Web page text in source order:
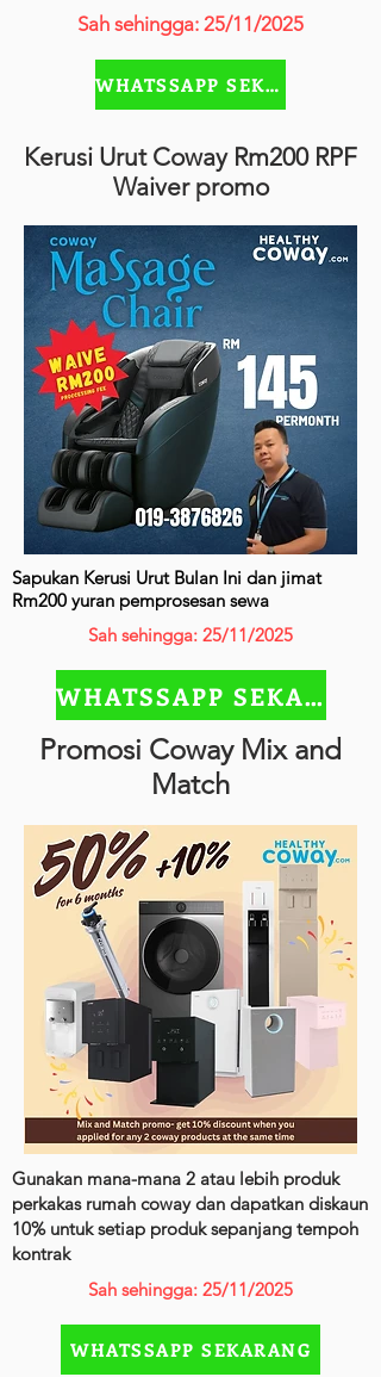
Sah sehingga: 25/11/2025
WHATSSAPP SEKARANG
Kerusi Urut Coway Rm200 RPF
Waiver promo
Sapukan Kerusi Urut Bulan Ini dan jimat
Rm200 yuran pemprosesan sewa
Sah sehingga: 25/11/2025
WHATSSAPP SEKARANG
Promosi Coway Mix and
Match
Gunakan mana-mana 2 atau lebih produk
perkakas rumah coway dan dapatkan diskaun
10% untuk setiap produk sepanjang tempoh
kontrak
Sah sehingga: 25/11/2025
WHATSSAPP SEKARANG